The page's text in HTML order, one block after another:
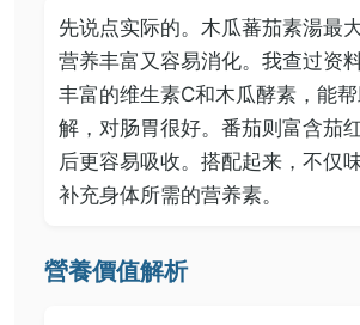
先说点实际的。木瓜蕃茄素湯最
营养丰富又容易消化。我查过资
丰富的维生素C和木瓜酵素，能
解，对肠胃很好。番茄则富含茄
后更容易吸收。搭配起来，不仅
补充身体所需的营养素。
營養價值解析